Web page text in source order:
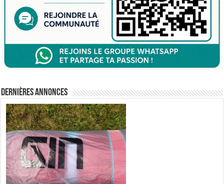
Dernières annonces